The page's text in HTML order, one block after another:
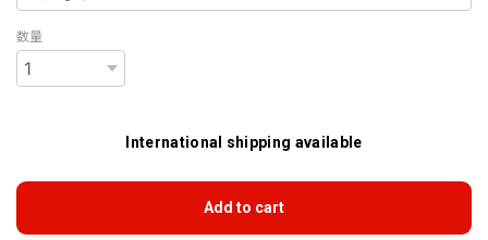
数量
International shipping available
Add to cart